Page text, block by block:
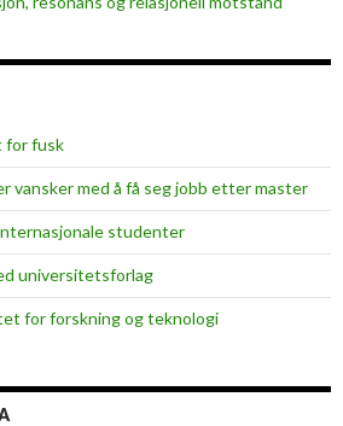
for fusk
vansker med å få seg jobb etter master
studenter
universitetsforlag
for forskning og teknologi